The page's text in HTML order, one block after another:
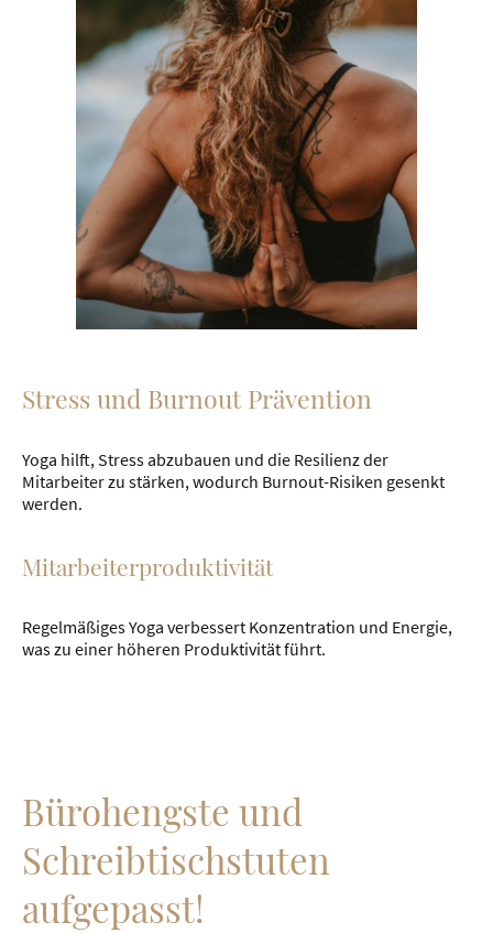
Stress und Burnout Prävention
Yoga hilft, Stress abzubauen und die Resilienz der
Mitarbeiter zu stärken, wodurch Burnout-Risiken gesenkt
werden.
Mitarbeiterproduktivität
Regelmäßiges Yoga verbessert Konzentration und Energie,
was zu einer höheren Produktivität führt.
Bürohengste und
Schreibtischstuten
aufgepasst!